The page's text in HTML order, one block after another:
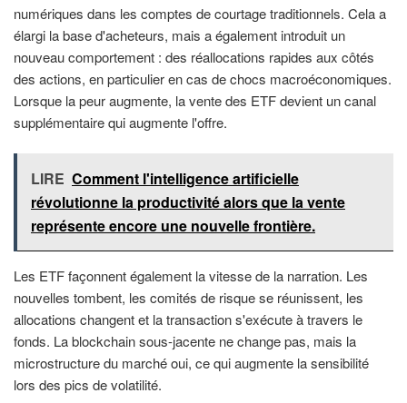
numériques dans les comptes de courtage traditionnels. Cela a
élargi la base d'acheteurs, mais a également introduit un
nouveau comportement : des réallocations rapides aux côtés
des actions, en particulier en cas de chocs macroéconomiques.
Lorsque la peur augmente, la vente des ETF devient un canal
supplémentaire qui augmente l'offre.
LIRE Comment l'intelligence artificielle
révolutionne la productivité alors que la vente
représente encore une nouvelle frontière.
Les ETF façonnent également la vitesse de la narration. Les
nouvelles tombent, les comités de risque se réunissent, les
allocations changent et la transaction s'exécute à travers le
fonds. La blockchain sous-jacente ne change pas, mais la
microstructure du marché oui, ce qui augmente la sensibilité
lors des pics de volatilité.